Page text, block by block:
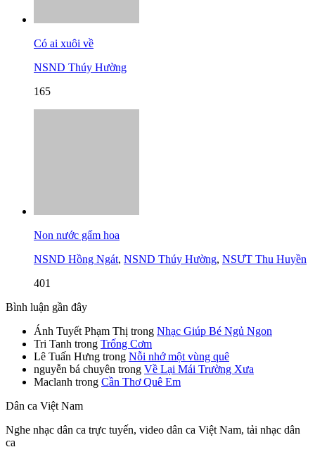
Có ai xuôi về
NSND Thúy Hường
165
Non nước gấm hoa
NSND Hồng Ngát, NSND Thúy Hường, NSƯT Thu Huyền
401
Bình luận gần đây
Ánh Tuyết Phạm Thị trong Nhạc Giúp Bé Ngủ Ngon
Tri Tanh trong Trống Cơm
Lê Tuấn Hưng trong Nỗi nhớ một vùng quê
nguyễn bá chuyên trong Về Lại Mái Trường Xưa
Maclanh trong Cần Thơ Quê Em
Dân ca Việt Nam
Nghe nhạc dân ca trực tuyến, video dân ca Việt Nam, tải nhạc dân
ca